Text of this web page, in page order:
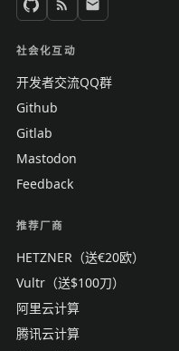
社会化互动
开发者交流QQ群
Github
Gitlab
Mastodon
Feedback
推荐厂商
HETZNER（送€20欧）
Vultr（送$100刀）
阿里云计算
腾讯云计算